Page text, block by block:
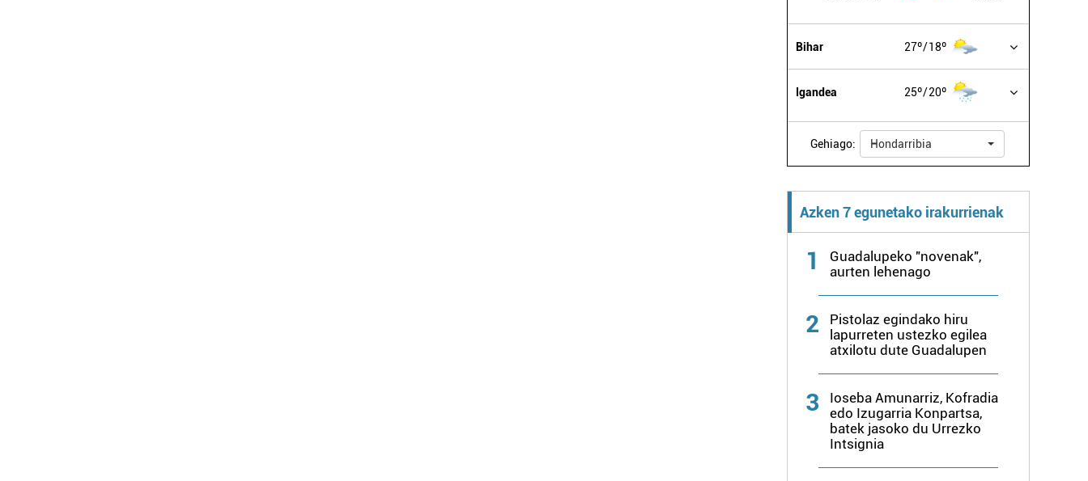
Bihar 27º 18º
Igandea 25º 20º
Gehiago: Hondarribia
Azken 7 egunetako irakurrienak
1
Guadalupeko "novenak",
aurten lehenago
2
Pistolaz egindako hiru
lapurreten ustezko egilea
atxilotu dute Guadalupen
3
Ioseba Amunarriz, Kofradia
edo Izugarria Konpartsa,
batek jasoko du Urrezko
Intsignia